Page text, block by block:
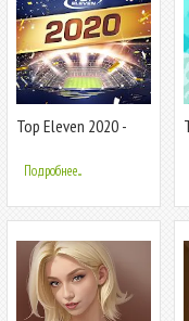
Top Eleven 2020 -
Менеджер
Подробнее...